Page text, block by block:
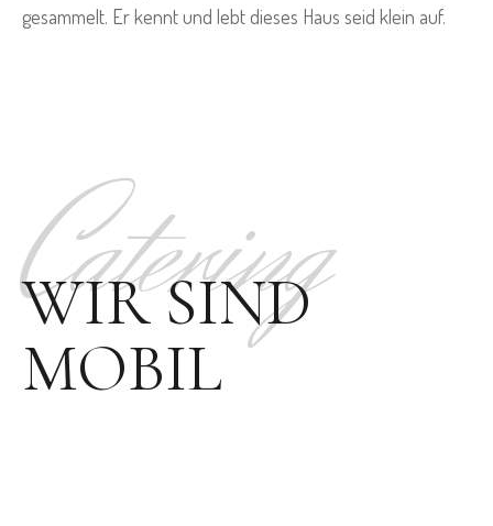
gesammelt. Er kennt und lebt dieses Haus seid klein auf.
Catering
WIR SIND
MOBIL